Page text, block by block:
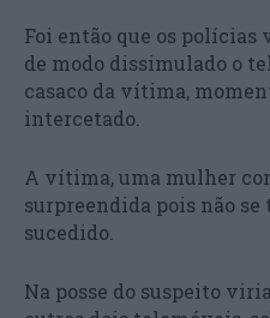
Foi então que os
de modo dissimulado o
casaco da vítima,
intercetado.
A vítima, uma mulher
surpreendida pois não
sucedido.
Na posse do suspeito